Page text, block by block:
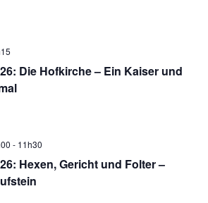
Die Hofkirche – Ein Kaiser und
Hexen, Gericht und Folter –
- 11h30